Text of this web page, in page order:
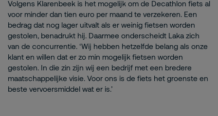
Volgens Klarenbeek is het mogelijk om de Decathlon fiets al
voor minder dan tien euro per maand te verzekeren. Een
bedrag dat nog lager uitvalt als er weinig fietsen worden
gestolen, benadrukt hij. Daarmee onderscheidt Laka zich
van de concurrentie. ‘Wij hebben hetzelfde belang als onze
klant en willen dat er zo min mogelijk fietsen worden
gestolen. In die zin zijn wij een bedrijf met een bredere
maatschappelijke visie. Voor ons is de fiets het groenste en
beste vervoersmiddel wat er is.’